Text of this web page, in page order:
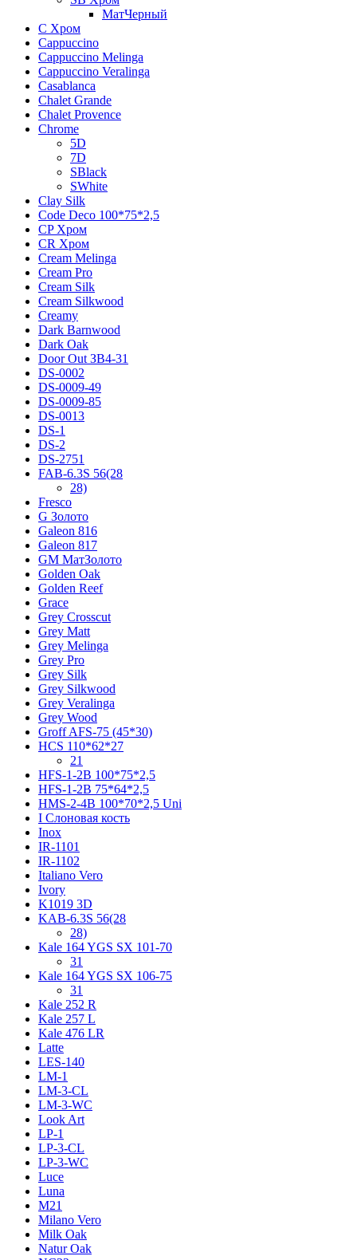
МатЧерный
C Хром
Cappuccino
Cappuccino Melinga
Cappuccino Veralinga
Casablanca
Chalet Grande
Chalet Provence
Chrome
5D
7D
SBlack
SWhite
Clay Silk
Code Deco 100*75*2,5
CP Хром
CR Хром
Cream Melinga
Cream Pro
Cream Silk
Cream Silkwood
Creamy
Dark Barnwood
Dark Oak
Door Out ЗВ4-31
DS-0002
DS-0009-49
DS-0009-85
DS-0013
DS-1
DS-2
DS-2751
FAB-6.3S 56(28
28)
Fresco
G Золото
Galeon 816
Galeon 817
GM МатЗолото
Golden Oak
Golden Reef
Grace
Grey Crosscut
Grey Matt
Grey Melinga
Grey Pro
Grey Silk
Grey Silkwood
Grey Veralinga
Grey Wood
Groff AFS-75 (45*30)
HCS 110*62*27
21
HFS-1-2B 100*75*2,5
HFS-1-2B 75*64*2,5
HMS-2-4B 100*70*2,5 Uni
I Слоновая кость
Inox
IR-1101
IR-1102
Italiano Vero
Ivory
K1019 3D
KAB-6.3S 56(28
28)
Kale 164 YGS SX 101-70
31
Kale 164 YGS SX 106-75
31
Kale 252 R
Kale 257 L
Kale 476 LR
Latte
LES-140
LM-1
LM-3-CL
LM-3-WC
Look Art
LP-1
LP-3-CL
LP-3-WC
Luce
Luna
M21
Milano Vero
Milk Oak
Natur Oak